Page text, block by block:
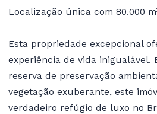
Localização única com 80.000
Esta propriedade excepcional
experiência de vida inigualável.
reserva de preservação
vegetação exuberante, este
verdadeiro refúgio de luxo no